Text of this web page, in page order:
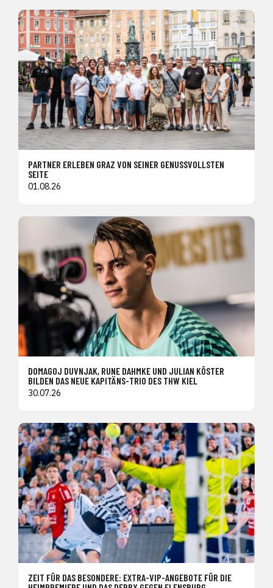
PARTNER ERLEBEN GRAZ VON SEINER GENUSSVOLLSTEN
SEITE
01.08.26
DOMAGOJ DUVNJAK, RUNE DAHMKE UND JULIAN KÖSTER
BILDEN DAS NEUE KAPITÄNS-TRIO DES THW KIEL
30.07.26
ZEIT FÜR DAS BESONDERE: EXTRA-VIP-ANGEBOTE FÜR DIE